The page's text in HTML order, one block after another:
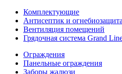
Комплектующие
Антисептик и
Вентиляция помещений
Грядочная система Grand
Ограждения
Панельные ограждения
Заборы жалюзи